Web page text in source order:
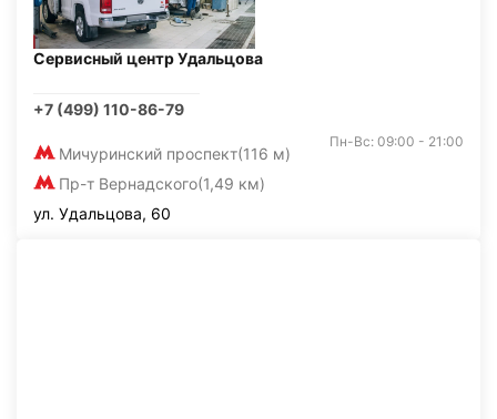
Сервисный центр Удальцова
+7 (499) 110-86-79
Мичуринский проспект(116 м)
Пр-т Вернадского(1,49 км)
Пн-Вс: 09:00 - 21:00
ул. Удальцова, 60